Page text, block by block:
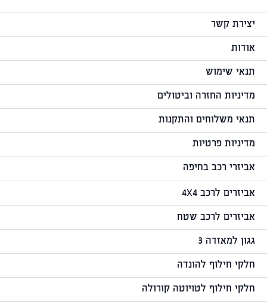
יצירת קשר
אודות
תנאי שימוש
מדיניות החזרה וביטולים
תנאי משלוחים והתקנות
מדיניות פרטיות
אביזרי רכב בחיפה
אביזרים לרכב 4X4
אביזרים לרכב שטח
גגון למאזדה 3
חלקי חילוף להונדה
חלקי חילוף לטויוטה קורולה